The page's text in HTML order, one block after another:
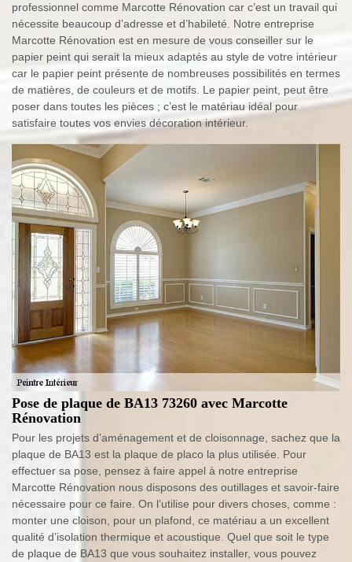
professionnel comme Marcotte Rénovation car c’est un travail qui
nécessite beaucoup d’adresse et d’habileté. Notre entreprise
Marcotte Rénovation est en mesure de vous conseiller sur le
papier peint qui serait la mieux adaptés au style de votre intérieur
car le papier peint présente de nombreuses possibilités en termes
de matières, de couleurs et de motifs. Le papier peint, peut être
poser dans toutes les pièces ; c’est le matériau idéal pour
satisfaire toutes vos envies décoration intérieur.
Pose de plaque de BA13 73260 avec Marcotte
Rénovation
Pour les projets d’aménagement et de cloisonnage, sachez que la
plaque de BA13 est la plaque de placo la plus utilisée. Pour
effectuer sa pose, pensez à faire appel à notre entreprise
Marcotte Rénovation nous disposons des outillages et savoir-faire
nécessaire pour ce faire. On l’utilise pour divers choses, comme :
monter une cloison, pour un plafond, ce matériau a un excellent
qualité d’isolation thermique et acoustique. Quel que soit le type
de plaque de BA13 que vous souhaitez installer, vous pouvez